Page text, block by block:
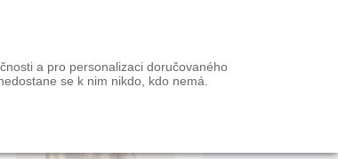
a pro personalizaci doručovaného
se k nim nikdo, kdo nemá.